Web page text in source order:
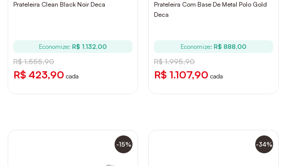
Prateleira Clean Black Noir Deca
Economize: R$ 1.132,00
R$ 1.555,90
R$ 423,90 cada
Prateleira Com Base De Metal Polo Gold
Deca
Economize: R$ 888,00
R$ 1.995,90
R$ 1.107,90 cada
-15% -34%